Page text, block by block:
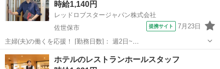
内、後片付けなどをお任せします...
時給1,140円
レッドロブスタージャパン株式会社
佐世保市
提携サイト 7月23日
主婦(夫)の働くを応援！ [勤務日数]： 週2日~
10:00~13:00/11:00~15:00/17:00~21:00/18:00~22:00/19:00~23:00 月/
火/水/木/金/土/日 などから選べます [...
長崎 佐世保市 ホールスタッフ
ホテルのレストランホールスタッフ